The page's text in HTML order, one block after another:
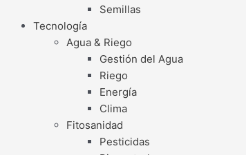
Semillas
Tecnología
Agua & Riego
Gestión del Agua
Riego
Energía
Clima
Fitosanidad
Pesticidas